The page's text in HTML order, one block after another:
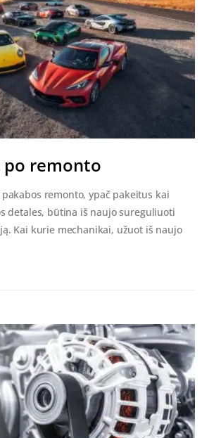
remonto
remonto, ypač pakeitus kai
detales, būtina iš naujo sureguliuoti
Kai kurie mechanikai, užuot iš naujo